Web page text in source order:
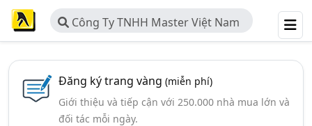
Công Ty TNHH Master Việt Nam
Đăng ký trang vàng (miễn phí)
Giới thiệu và tiếp cận với 250.000 nhà mua lớn và
đối tác mỗi ngày.